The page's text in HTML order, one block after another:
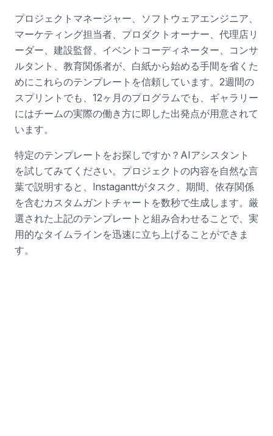
プロジェクトマネージャー、ソフトウェアエンジニア、
マーケティング担当者、プロダクトオーナー、代理店リ
ーダー、建設監督、イベントコーディネーター、コンサ
ルタント、教育関係者が、白紙から始める手間を省くた
めにこれらのテンプレートを信頼しています。2週間の
スプリントでも、12ヶ月のプログラムでも、ギャラリー
にはチームの実際の働き方に即した出発点が用意されて
います。
特定のテンプレートをお探しですか？AIアシスタント
を試してみてください。プロジェクトの内容を自然な言
葉で説明すると、Instaganttがタスク、期間、依存関係
を含むカスタムガントチャートを数秒で生成します。厳
選された上記のテンプレートと組み合わせることで、実
用的なタイムラインを迅速に立ち上げることができま
す。